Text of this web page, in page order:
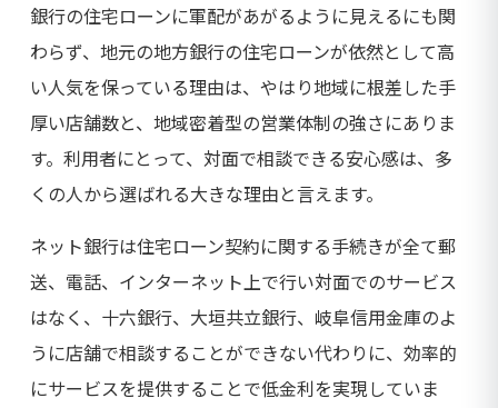
銀行の住宅ローンに軍配があがるように見えるにも関
わらず、地元の地方銀行の住宅ローンが依然として高
い人気を保っている理由は、やはり地域に根差した手
厚い店舗数と、地域密着型の営業体制の強さにありま
す。利用者にとって、対面で相談できる安心感は、多
くの人から選ばれる大きな理由と言えます。
ネット銀行は住宅ローン契約に関する手続きが全て郵
送、電話、インターネット上で行い対面でのサービス
はなく、十六銀行、大垣共立銀行、岐阜信用金庫のよ
うに店舗で相談することができない代わりに、効率的
にサービスを提供することで低金利を実現していま